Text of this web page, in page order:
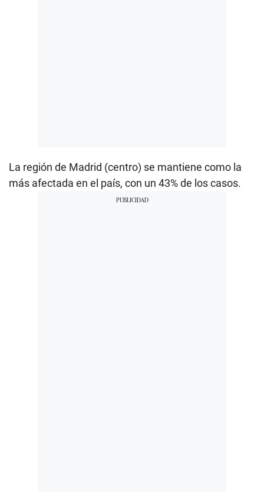
La región de Madrid (centro) se mantiene como la
más afectada en el país, con un 43% de los casos.